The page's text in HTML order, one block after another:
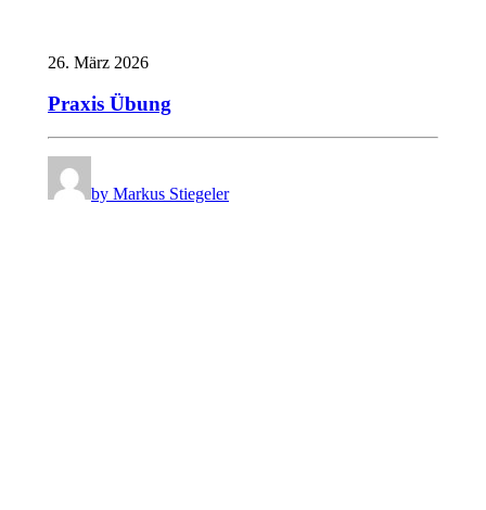
26. März 2026
Praxis Übung
by Markus Stiegeler